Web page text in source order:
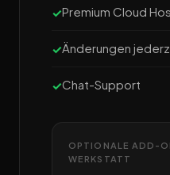
Premium Cloud
Änderungen
Chat-Support
OPTIONALE ADD-
WERKSTATT